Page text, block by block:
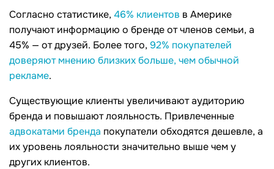
Согласно статистике, 46% клиентов в Америке
получают информацию о бренде от членов семьи, а
45% — от друзей. Более того, 92% покупателей
доверяют мнению близких больше, чем обычной
рекламе.
Существующие клиенты увеличивают аудиторию
бренда и повышают лояльность. Привлеченные
адвокатами бренда покупатели обходятся дешевле, а
их уровень лояльности значительно выше чем у
других клиентов.